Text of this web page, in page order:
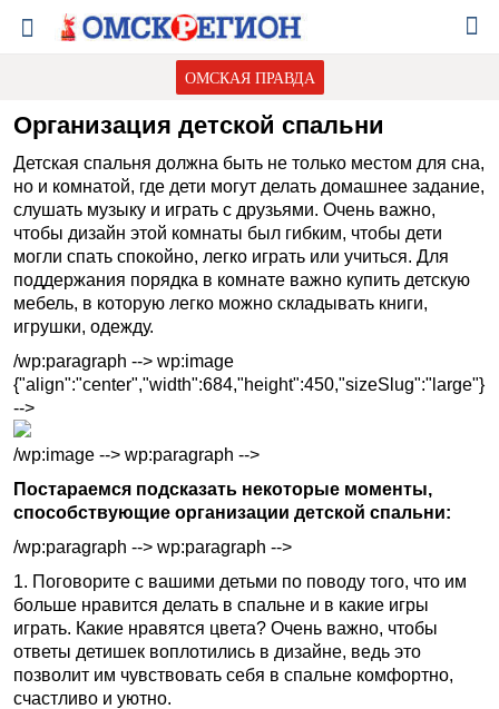
ОМСКАЯ ПРАВДА
Организация детской спальни
Детская спальня должна быть не только местом для сна,
но и комнатой, где дети могут делать домашнее задание,
слушать музыку и играть с друзьями. Очень важно,
чтобы дизайн этой комнаты был гибким, чтобы дети
могли спать спокойно, легко играть или учиться. Для
поддержания порядка в комнате важно купить детскую
мебель, в которую легко можно складывать книги,
игрушки, одежду.
/wp:paragraph --> wp:image
{"align":"center","width":684,"height":450,"sizeSlug":"large"}
-->
/wp:image --> wp:paragraph -->
Постараемся подсказать некоторые моменты,
способствующие организации детской спальни:
/wp:paragraph --> wp:paragraph -->
1. Поговорите с вашими детьми по поводу того, что им
больше нравится делать в спальне и в какие игры
играть. Какие нравятся цвета? Очень важно, чтобы
ответы детишек воплотились в дизайне, ведь это
позволит им чувствовать себя в спальне комфортно,
счастливо и уютно.